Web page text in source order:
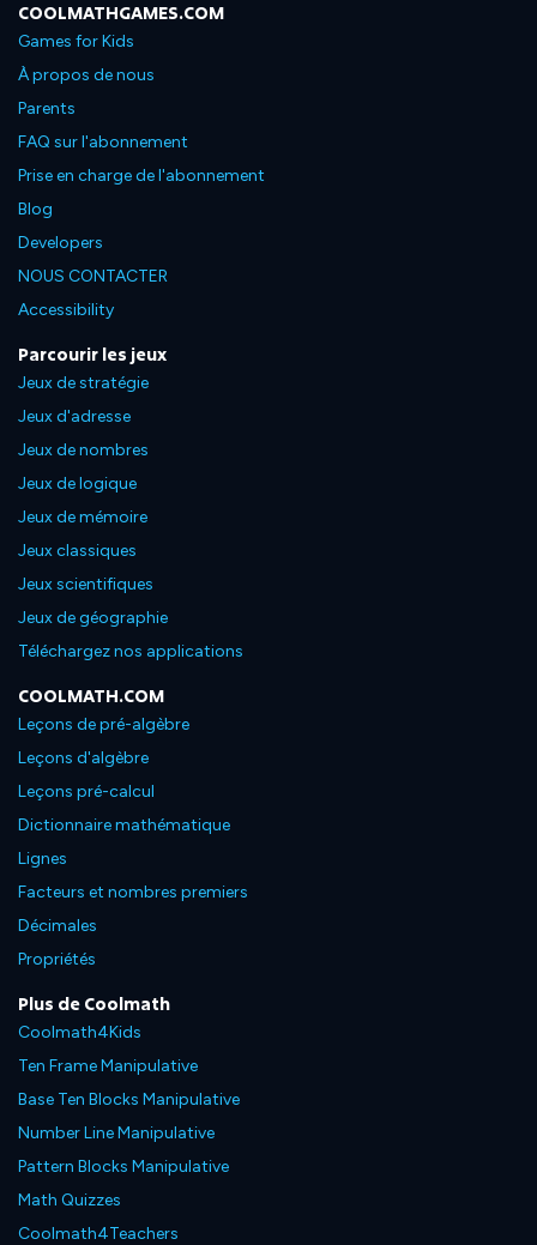
COOLMATHGAMES.COM
Games for Kids
À propos de nous
Parents
FAQ sur l'abonnement
Prise en charge de l'abonnement
Blog
Developers
NOUS CONTACTER
Accessibility
Parcourir les jeux
Jeux de stratégie
Jeux d'adresse
Jeux de nombres
Jeux de logique
Jeux de mémoire
Jeux classiques
Jeux scientifiques
Jeux de géographie
Téléchargez nos applications
COOLMATH.COM
Leçons de pré-algèbre
Leçons d'algèbre
Leçons pré-calcul
Dictionnaire mathématique
Lignes
Facteurs et nombres premiers
Décimales
Propriétés
Plus de Coolmath
Coolmath4Kids
Ten Frame Manipulative
Base Ten Blocks Manipulative
Number Line Manipulative
Pattern Blocks Manipulative
Math Quizzes
Coolmath4Teachers